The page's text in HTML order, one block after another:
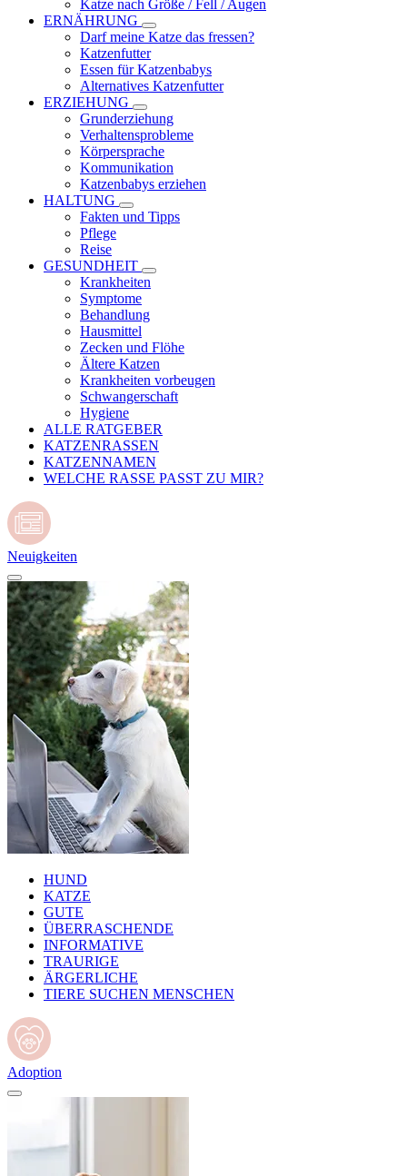
Katze nach Größe / Fell / Augen
ERNÄHRUNG
Darf meine Katze das fressen?
Katzenfutter
Essen für Katzenbabys
Alternatives Katzenfutter
ERZIEHUNG
Grunderziehung
Verhaltensprobleme
Körpersprache
Kommunikation
Katzenbabys erziehen
HALTUNG
Fakten und Tipps
Pflege
Reise
GESUNDHEIT
Krankheiten
Symptome
Behandlung
Hausmittel
Zecken und Flöhe
Ältere Katzen
Krankheiten vorbeugen
Schwangerschaft
Hygiene
ALLE RATGEBER
KATZENRASSEN
KATZENNAMEN
WELCHE RASSE PASST ZU MIR?
Neuigkeiten
HUND
KATZE
GUTE
ÜBERRASCHENDE
INFORMATIVE
TRAURIGE
ÄRGERLICHE
TIERE SUCHEN MENSCHEN
Adoption